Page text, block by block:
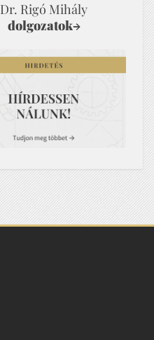
Dr. Rigó Mihály
dolgozatok→